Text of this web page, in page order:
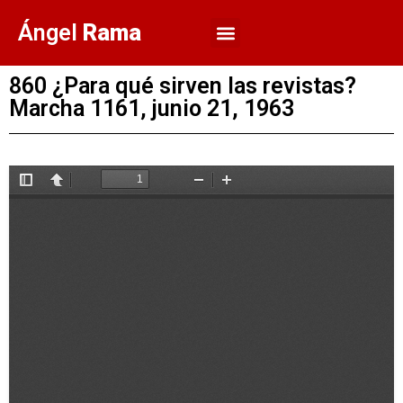
Ángel Rama
860 ¿Para qué sirven las revistas?
Marcha 1161, junio 21, 1963